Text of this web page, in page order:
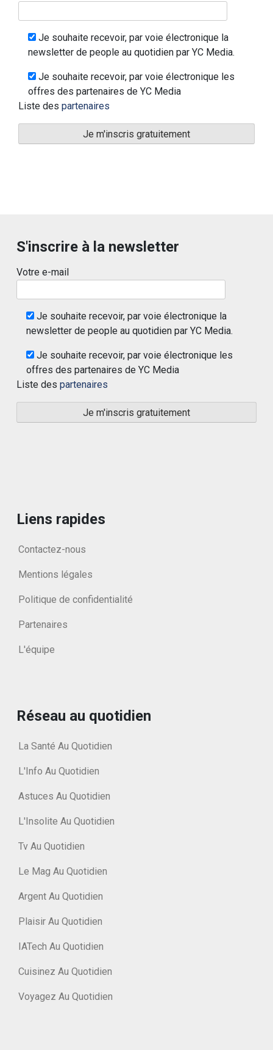
Je souhaite recevoir, par voie électronique la
newsletter de people au quotidien par YC Media.
Je souhaite recevoir, par voie électronique les
offres des partenaires de YC Media
Liste des partenaires
S'inscrire à la newsletter
Votre e-mail
Je souhaite recevoir, par voie électronique la
newsletter de people au quotidien par YC Media.
Je souhaite recevoir, par voie électronique les
offres des partenaires de YC Media
Liste des partenaires
Liens rapides
Contactez-nous
Mentions légales
Politique de confidentialité
Partenaires
L'équipe
Réseau au quotidien
La Santé Au Quotidien
L'Info Au Quotidien
Astuces Au Quotidien
L'Insolite Au Quotidien
Tv Au Quotidien
Le Mag Au Quotidien
Argent Au Quotidien
Plaisir Au Quotidien
IATech Au Quotidien
Cuisinez Au Quotidien
Voyagez Au Quotidien